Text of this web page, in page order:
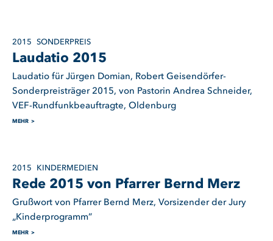
2015 SONDERPREIS
Laudatio 2015
Laudatio für Jürgen Domian, Robert Geisendörfer-
Sonderpreisträger 2015, von Pastorin Andrea Schneider,
VEF-Rundfunkbeauftragte, Oldenburg
MEHR
2015 KINDERMEDIEN
Rede 2015 von Pfarrer Bernd Merz
Grußwort von Pfarrer Bernd Merz, Vorsizender der Jury
„Kinderprogramm”
MEHR